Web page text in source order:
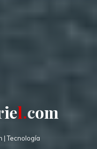
iel.com
| Tecnología